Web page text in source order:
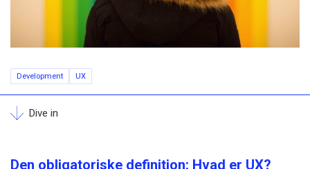
Development UX
Dive in
Den obligatoriske definition: Hvad er UX?